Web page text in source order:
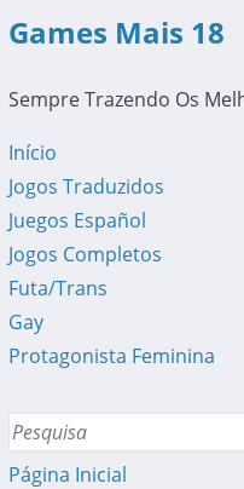
Games Mais 18
Sempre Trazendo Os
Início
Jogos Traduzidos
Juegos Español
Jogos Completos
Futa/Trans
Gay
Protagonista Feminina
Página Inicial